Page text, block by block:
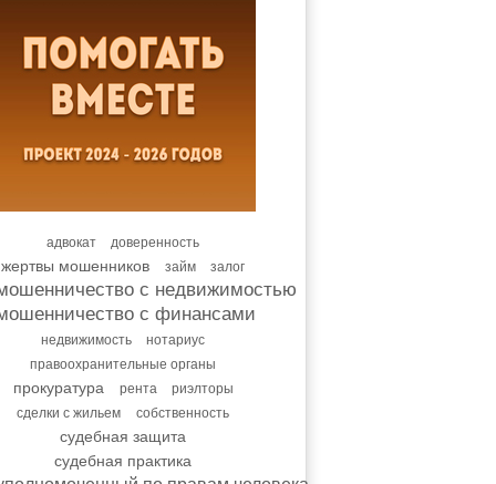
адвокат доверенность
жертвы мошенников займ залог
с недвижимостью
с финансами
недвижимость
нотариус
правоохранительные органы
прокуратура рента
риэлторы
сделки с жильем
собственность
судебная защита
судебная практика